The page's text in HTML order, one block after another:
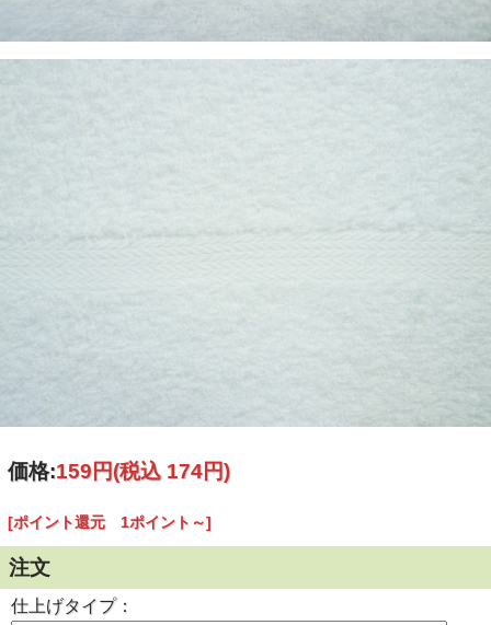
価格:159円(税込 174円)
[ポイント還元 1ポイント～]
注文
仕上げタイプ：